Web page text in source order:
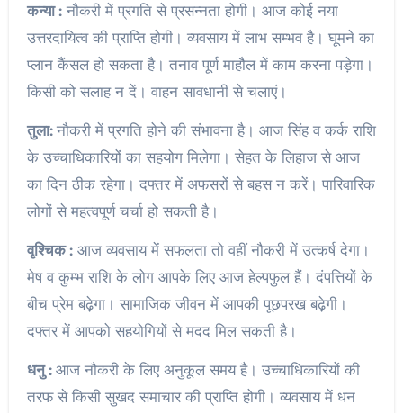
कन्या :नौकरी में प्रगति से प्रसन्नता होगी। आज कोई नया
उत्तरदायित्व की प्राप्ति होगी। व्यवसाय में लाभ सम्भव है। घूमने का
प्लान कैंसल हो सकता है। तनाव पूर्ण माहौल में काम करना पड़ेगा।
किसी को सलाह न दें। वाहन सावधानी से चलाएं।
तुला:नौकरी में प्रगति होने की संभावना है। आज सिंह व कर्क राशि
के उच्चाधिकारियों का सहयोग मिलेगा। सेहत के लिहाज से आज
का दिन ठीक रहेगा। दफ्तर में अफसरों से बहस न करें। पारिवारिक
लोगों से महत्वपूर्ण चर्चा हो सकती है।
वृश्चिक :आज व्यवसाय में सफलता तो वहीं नौकरी में उत्कर्ष देगा।
मेष व कुम्भ राशि के लोग आपके लिए आज हेल्पफुल हैं। दंपत्तियों के
बीच प्रेम बढ़ेगा। सामाजिक जीवन में आपकी पूछपरख बढ़ेगी।
दफ्तर में आपको सहयोगियों से मदद मिल सकती है।
धनु :आज नौकरी के लिए अनुकूल समय है। उच्चाधिकारियों की
तरफ से किसी सुखद समाचार की प्राप्ति होगी। व्यवसाय में धन